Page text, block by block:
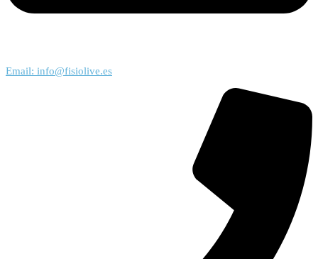
Email: info@fisiolive.es